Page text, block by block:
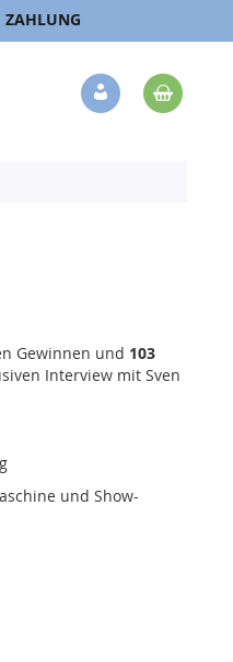
ZAHLUNG
Veränderung
Gewinnen und 103
Interview mit Sven
und Show-